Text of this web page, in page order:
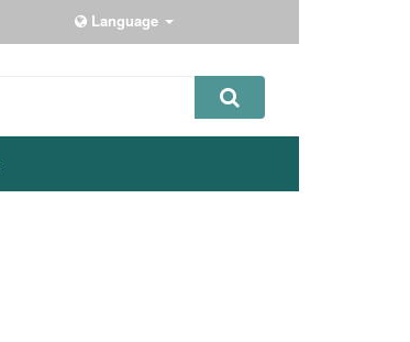
Language